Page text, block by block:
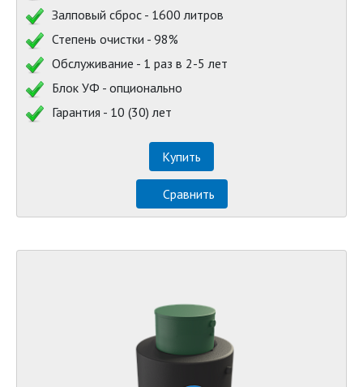
Залповый сброс - 1600 литров
Степень очистки - 98%
Обслуживание - 1 раз в 2-5 лет
Блок УФ - опционально
Гарантия - 10 (30) лет
Купить
Сравнить